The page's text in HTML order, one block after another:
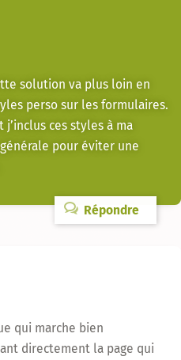
solution va plus loin en
perso sur les formulaires.
ces styles à ma
pour éviter une
Répondre
qui marche bien
directement la page qui